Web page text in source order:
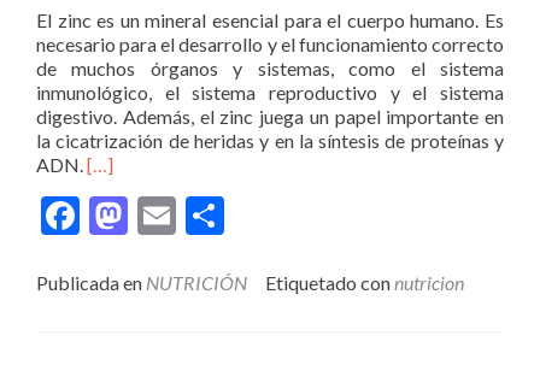
El zinc es un mineral esencial para el cuerpo humano. Es
necesario para el desarrollo y el funcionamiento correcto
de muchos órganos y sistemas, como el sistema
inmunológico, el sistema reproductivo y el sistema
digestivo. Además, el zinc juega un papel importante en
la cicatrización de heridas y en la síntesis de proteínas y
ADN.Leer
del
zinc
la
[…]
Facebook
Mastodon
Email
Publicada en NUTRICIÓN Etiquetado connutricion